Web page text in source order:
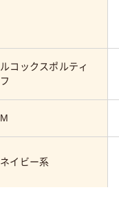
ルコックスポルティ
フ
M
ネイビー系